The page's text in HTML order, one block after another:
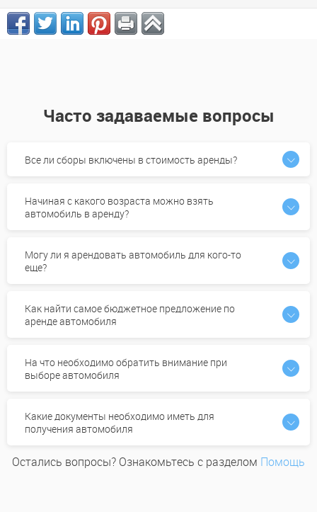
Часто задаваемые вопросы
Все ли сборы включены в стоимость аренды?
Начиная с какого возраста можно взять
автомобиль в аренду?
Могу ли я арендовать автомобиль для кого-то
еще?
Как найти самое бюджетное предложение по
аренде автомобиля
На что необходимо обратить внимание при
выборе автомобиля
Какие документы необходимо иметь для
получения автомобиля
Остались вопросы? Ознакомьтесь с разделом Помощь